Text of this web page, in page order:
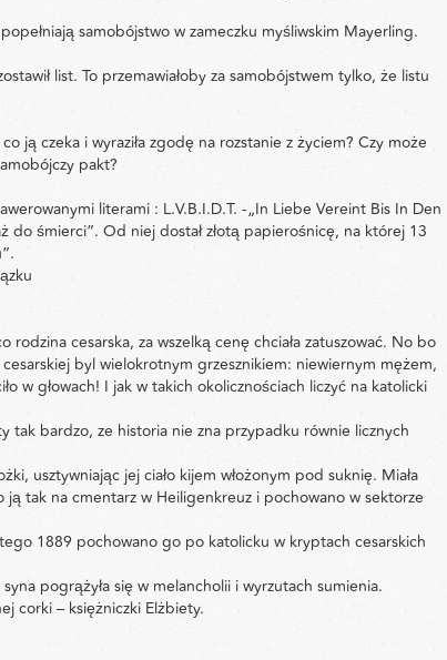
samobójstwo w zameczku myśliwskim Mayerling.
list. To przemawiałoby za samobójstwem tylko, że listu
ją czeka i wyraziła zgodę na rozstanie z życiem? Czy może
pakt?
literami : L.V.B.I.D.T. -„In Liebe Vereint Bis In Den
do śmierci”. Od niej dostał złotą papierośnicę, na której 13
cesarska, za wszelką cenę chciała zatuszować. No bo
byl wielokrotnym grzesznikiem: niewiernym mężem,
w głowach! I jak w takich okolicznościach liczyć na katolicki
tak bardzo, ze historia nie zna przypadku równie licznych
usztywniając jej ciało kijem włożonym pod suknię. Miała
tak na cmentarz w Heiligenkreuz i pochowano w sektorze
1889 pochowano go po katolicku w kryptach cesarskich
pogrążyła się w melancholii i wyrzutach sumienia.
corki – księżniczki Elżbiety.